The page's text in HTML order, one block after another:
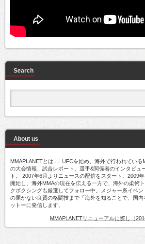
Search
About us
MMAPLANETとは..... UFCを始め、海外で行われている
の大会情報、試合レポート、選手&関係者のインタビュ
ト。 2007年6月よりニュースの配信をスタート。2009
開始し、海外MMAの現在を伝える一方で、海外の柔術
クボクシングも厳選してフォロー中。メジャー系イベン
の届かない良質の格闘技まで「海外を知ることで、国
ットーに発信します。
MMAPLANETリニューアルに際し（